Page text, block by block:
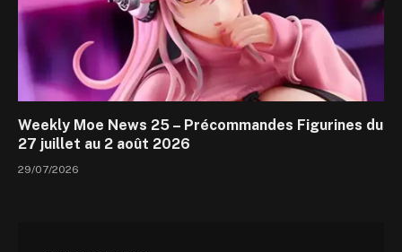
Weekly Moe News 25 – Précommandes Figurines du
27 juillet au 2 août 2026
29/07/2026